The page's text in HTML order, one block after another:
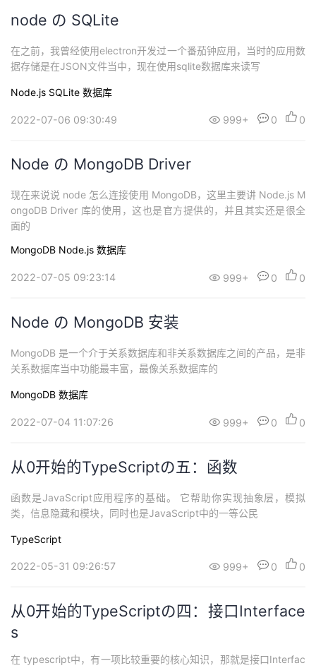
node の SQLite
在之前，我曾经使用electron开发过一个番茄钟应用，当时的应用数
据存储是在JSON文件当中，现在使用sqlite数据库来读写
Node.js SQLite 数据库
2022-07-06 09:30:49 999+ 0 0
Node の MongoDB Driver
现在来说说 node 怎么连接使用 MongoDB，这里主要讲 Node.js M
ongoDB Driver 库的使用，这也是官方提供的，并且其实还是很全
面的
MongoDB Node.js 数据库
2022-07-05 09:23:14 999+ 0 0
Node の MongoDB 安装
MongoDB 是一个介于关系数据库和非关系数据库之间的产品，是非
关系数据库当中功能最丰富，最像关系数据库的
MongoDB 数据库
2022-07-04 11:07:26 999+ 0 0
从0开始的TypeScriptの五：函数
函数是JavaScript应用程序的基础。 它帮助你实现抽象层，模拟
类，信息隐藏和模块，同时也是JavaScript中的一等公民
TypeScript
2022-05-31 09:26:57 999+ 0 0
从0开始的TypeScriptの四：接口Interface
s
在 typescript中，有一项比较重要的核心知识，那就是接口Interfac